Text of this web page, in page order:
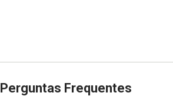
Perguntas Frequentes